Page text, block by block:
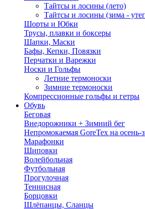
Тайтсы и лосины (лето)
Тайтсы и лосины (зима -
Шорты и Юбки
Трусы, плавки и боксеры
Шапки, Маски
Бафы, Кепки, Повязки
Перчатки и Варежки
Носки и Гольфы
Летние термоноски
Зимние термоноски
Компрессионные гольфы и гетры
Обувь
Беговая
Внедорожники + Зимний бег
Непромокаемая GoreTex на осень-
Марафонки
Шиповки
Волейбольная
Футбольная
Прогулочная
Теннисная
Борцовки
Шлёпанцы, Сланцы